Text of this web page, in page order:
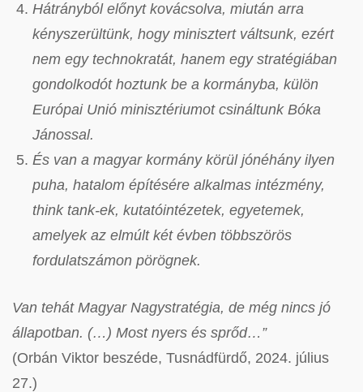
Hátrányból előnyt kovácsolva, miután arra
kényszerültünk, hogy minisztert váltsunk, ezért
nem egy technokratát, hanem egy stratégiában
gondolkodót hoztunk be a kormányba, külön
Európai Unió minisztériumot csináltunk Bóka
Jánossal.
És van a magyar kormány körül jónéhány ilyen
puha, hatalom építésére alkalmas intézmény,
think tank-ek, kutatóintézetek, egyetemek,
amelyek az elmúlt két évben többszörös
fordulatszámon pörögnek.
Van tehát Magyar Nagystratégia, de még nincs jó
állapotban. (…) Most nyers és sprőd…”
(Orbán Viktor beszéde, Tusnádfürdő, 2024. július
27.)